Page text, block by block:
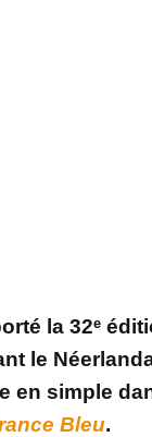
la 32ᵉ
le
en simple
Bleu.